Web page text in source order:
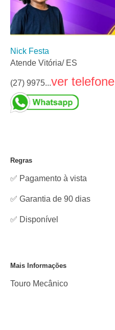
Nick Festa
Atende Vitória/ ES
(27) 9975...ver telefone
Regras
✅ Pagamento à vista
✅ Garantia de 90 dias
✅ Disponível
Mais Informações
Touro Mecânico